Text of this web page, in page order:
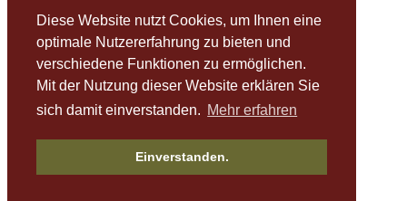
Diese Website nutzt Cookies, um Ihnen eine
optimale Nutzererfahrung zu bieten und
verschiedene Funktionen zu ermöglichen.
Mit der Nutzung dieser Website erklären Sie
sich damit einverstanden. Mehr erfahren
Einverstanden.